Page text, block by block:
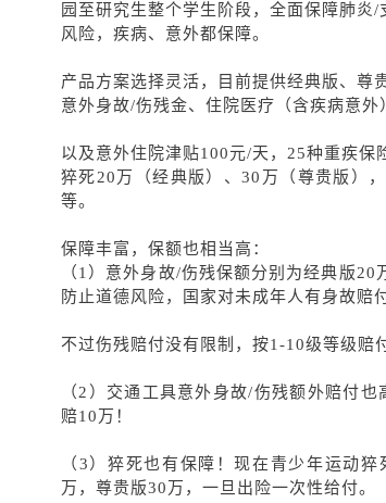
园至研究生整个学生阶段，全面保障肺
风险，疾病、意外都保障。
产品方案选择灵活，目前提供经典版、尊
意外身故/伤残金、住院医疗（含疾病意外
以及意外住院津贴100元/天，25种重疾保
猝死20万（经典版）、30万（尊贵版）
等。
保障丰富，保额也相当高：
（ 1）意外身故/伤残保额分别为经典版20
防止道德风险，国家对未成年人有身故赔
不过伤残赔付没有限制，按1-10级等级赔
（2） 交通工具意外身故/伤残额外赔付也
赔10万！
（ 3）猝死也有保障！现在青少年运动
万，尊贵版30万，一旦出险一次性给付。